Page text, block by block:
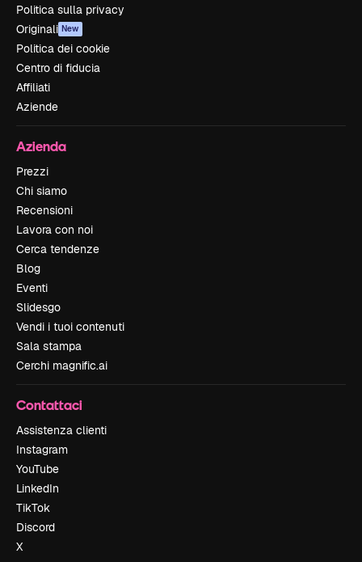
Politica sulla privacy
Originali New
Politica dei cookie
Centro di fiducia
Affiliati
Aziende
Azienda
Prezzi
Chi siamo
Recensioni
Lavora con noi
Cerca tendenze
Blog
Eventi
Slidesgo
Vendi i tuoi contenuti
Sala stampa
Cerchi magnific.ai
Contattaci
Assistenza clienti
Instagram
YouTube
LinkedIn
TikTok
Discord
X